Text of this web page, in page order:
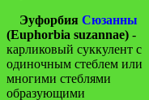
Эуфорбия Сюзанны
(Euphorbia suzannae) -
карликовый суккулент с
одиночным стеблем или
многими стеблями
образующими